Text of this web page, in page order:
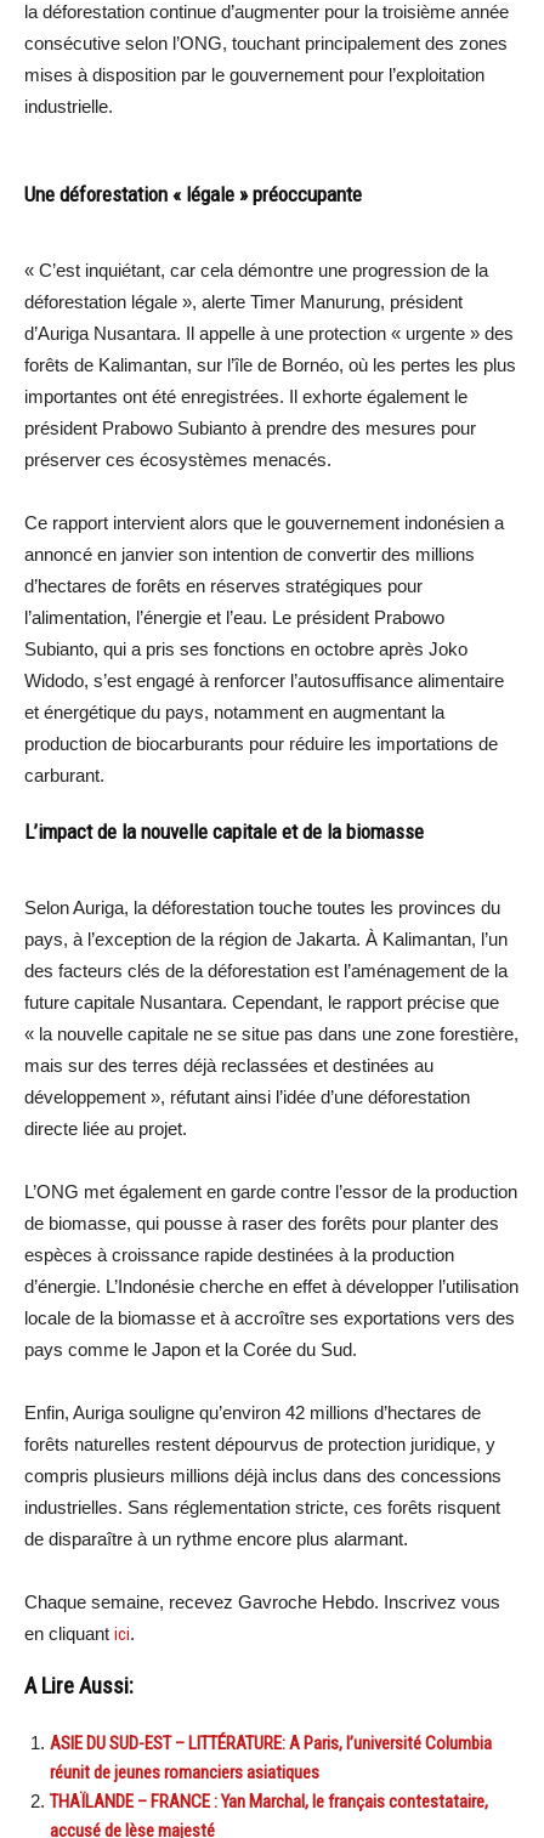
la déforestation continue d’augmenter pour la troisième année
consécutive selon l’ONG, touchant principalement des zones
mises à disposition par le gouvernement pour l’exploitation
industrielle.
Une déforestation « légale » préoccupante
« C’est inquiétant, car cela démontre une progression de la
déforestation légale », alerte Timer Manurung, président
d’Auriga Nusantara. Il appelle à une protection « urgente » des
forêts de Kalimantan, sur l’île de Bornéo, où les pertes les plus
importantes ont été enregistrées. Il exhorte également le
président Prabowo Subianto à prendre des mesures pour
préserver ces écosystèmes menacés.
Ce rapport intervient alors que le gouvernement indonésien a
annoncé en janvier son intention de convertir des millions
d’hectares de forêts en réserves stratégiques pour
l’alimentation, l’énergie et l’eau. Le président Prabowo
Subianto, qui a pris ses fonctions en octobre après Joko
Widodo, s’est engagé à renforcer l’autosuffisance alimentaire
et énergétique du pays, notamment en augmentant la
production de biocarburants pour réduire les importations de
carburant.
L’impact de la nouvelle capitale et de la biomasse
Selon Auriga, la déforestation touche toutes les provinces du
pays, à l’exception de la région de Jakarta. À Kalimantan, l’un
des facteurs clés de la déforestation est l’aménagement de la
future capitale Nusantara. Cependant, le rapport précise que
« la nouvelle capitale ne se situe pas dans une zone forestière,
mais sur des terres déjà reclassées et destinées au
développement », réfutant ainsi l’idée d’une déforestation
directe liée au projet.
L’ONG met également en garde contre l’essor de la production
de biomasse, qui pousse à raser des forêts pour planter des
espèces à croissance rapide destinées à la production
d’énergie. L’Indonésie cherche en effet à développer l’utilisation
locale de la biomasse et à accroître ses exportations vers des
pays comme le Japon et la Corée du Sud.
Enfin, Auriga souligne qu’environ 42 millions d’hectares de
forêts naturelles restent dépourvus de protection juridique, y
compris plusieurs millions déjà inclus dans des concessions
industrielles. Sans réglementation stricte, ces forêts risquent
de disparaître à un rythme encore plus alarmant.
Chaque semaine, recevez Gavroche Hebdo. Inscrivez vous
en cliquant ici.
A Lire Aussi:
ASIE DU SUD-EST – LITTÉRATURE: A Paris, l’université Columbia
réunit de jeunes romanciers asiatiques
THAÏLANDE – FRANCE : Yan Marchal, le français contestataire,
accusé de lèse majesté